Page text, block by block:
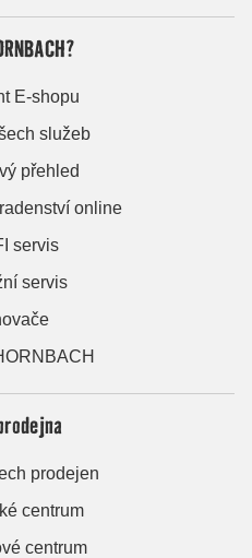
E-shopu
služeb
přehled
online
servis
servis
prodejen
centrum
centrum